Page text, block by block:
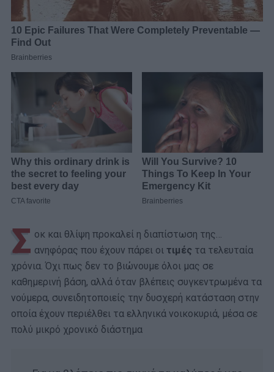
Σ οκ και θλίψη προκαλεί η διαπίστωση της…
ανηφόρας που έχουν πάρει οι τιμές τα τελευταία
χρόνια. Όχι πως δεν το βιώνουμε όλοι μας σε
καθημερινή βάση, αλλά όταν βλέπεις συγκεντρωμένα τα
νούμερα, συνειδητοποιείς την δυσχερή κατάσταση στην
οποία έχουν περιέλθει τα ελληνικά νοικοκυριά, μέσα σε
πολύ μικρό χρονικό διάστημα